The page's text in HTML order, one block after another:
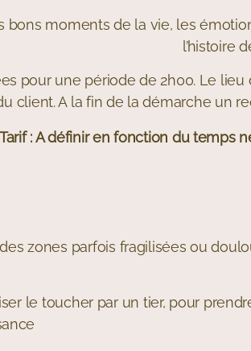
moments de la vie, les
l’histoire
pour une période de 2h00. Le lieu
client. A la fin de la démarche un
Tarif : A définir en fonction du temps
zones parfois fragilisées ou
le toucher par un tier, pour